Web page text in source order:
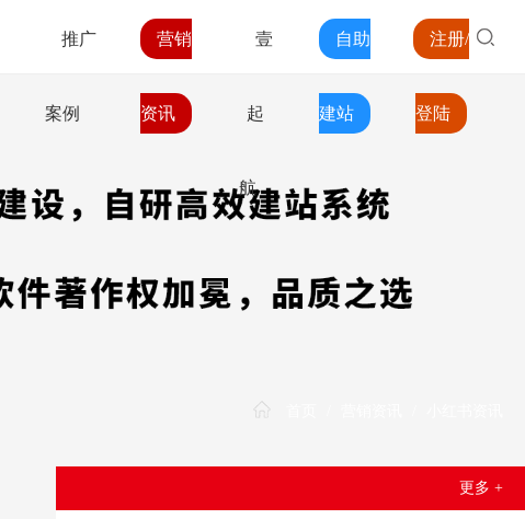
推广
案例
营销
资讯
壹
起
航
自助
建站
注册/
登陆
更多 +